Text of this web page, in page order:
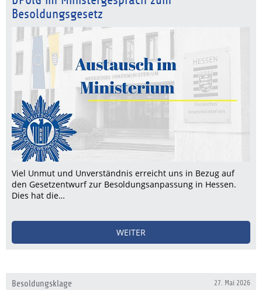
Besoldungsgesetz
Viel Unmut und Unverständnis erreicht uns in Bezug auf
den Gesetzentwurf zur Besoldungsanpassung in Hessen.
Dies hat die…
WEITER
27. Mai 2026
Besoldungsklage